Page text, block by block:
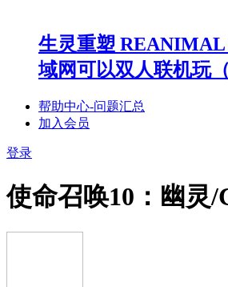
生灵重塑 REANIMAL
域网可以双人联机玩（
帮助中心-问题汇总
加入会员
登录
使命召唤10：幽灵/